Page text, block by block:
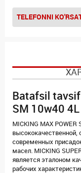
TELEFONNI
Batafsil
SM 10w40 4L
MICKING MAX
высококачественной,
современных
масел. MICKING
является эталоном
рабочих